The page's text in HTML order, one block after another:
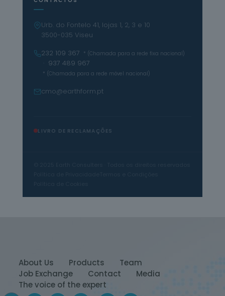
Urb. do Fontelo 41, lojas 1, 2, 3 e 10
3500-035 Viseu
232 109 367
* (Chamada para a rede fixa nacional)
· 937 489 967
* (Chamada para a rede móvel nacional)
cmo@earthform.pt
LIVRO DE RECLAMAÇÕES
About Us Products
Team
Job Exchange
Contact
Media
The voice of the expert